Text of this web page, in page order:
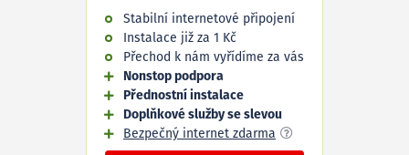
Stabilní internetové připojení
Instalace již za 1 Kč
Přechod k nám vyřídíme za vás
Nonstop podpora
Přednostní instalace
Doplňkové služby se slevou
Bezpečný internet zdarma